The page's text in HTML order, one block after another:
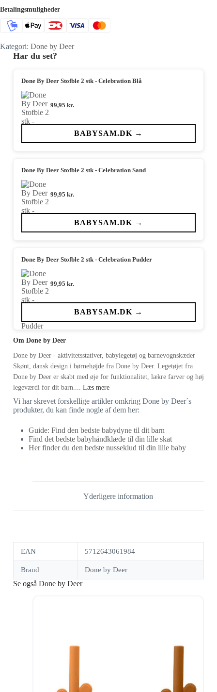
Betalingsmuligheder
Kategori: Done by Deer
Har du set?
Done By Deer Stofble 2 stk - Celebration Blå
99,95 kr.
BABYSAM.DK →
Done By Deer Stofble 2 stk - Celebration Sand
99,95 kr.
BABYSAM.DK →
Done By Deer Stofble 2 stk - Celebration Pudder
99,95 kr.
BABYSAM.DK →
Om Done by Deer
Done by Deer - aktivitetsstativer, babylegetøj og barnevognskæder
Skønt, dansk design i børnehøjde fra Done by Deer. Legetøjet fra
Done by Deer er skabt med øje for funktionalitet, lækre farver og høj
legeværdi for dit barn.... Læs mere
Vi har skrevet forskellige artikler omkring Done by Deer´s
produkter, du kan finde nogle af dem her:
Guide: Find den bedste babydyne til dit barn
Find det bedste babyhåndklæde til din lille skat
Her finder du den bedste nusseklud til din lille baby
Yderligere information
EAN 5712643061984
Brand Done by Deer
Se også Done by Deer